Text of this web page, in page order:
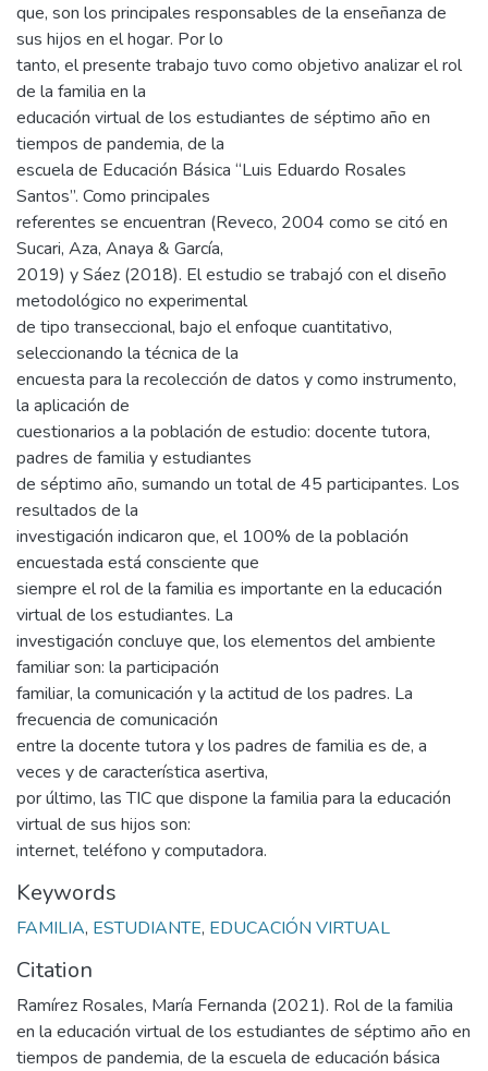
que, son los principales responsables de la enseñanza de
sus hijos en el hogar. Por lo
tanto, el presente trabajo tuvo como objetivo analizar el rol
de la familia en la
educación virtual de los estudiantes de séptimo año en
tiempos de pandemia, de la
escuela de Educación Básica “Luis Eduardo Rosales
Santos”. Como principales
referentes se encuentran (Reveco, 2004 como se citó en
Sucari, Aza, Anaya & García,
2019) y Sáez (2018). El estudio se trabajó con el diseño
metodológico no experimental
de tipo transeccional, bajo el enfoque cuantitativo,
seleccionando la técnica de la
encuesta para la recolección de datos y como instrumento,
la aplicación de
cuestionarios a la población de estudio: docente tutora,
padres de familia y estudiantes
de séptimo año, sumando un total de 45 participantes. Los
resultados de la
investigación indicaron que, el 100% de la población
encuestada está consciente que
siempre el rol de la familia es importante en la educación
virtual de los estudiantes. La
investigación concluye que, los elementos del ambiente
familiar son: la participación
familiar, la comunicación y la actitud de los padres. La
frecuencia de comunicación
entre la docente tutora y los padres de familia es de, a
veces y de característica asertiva,
por último, las TIC que dispone la familia para la educación
virtual de sus hijos son:
internet, teléfono y computadora.
Keywords
FAMILIA, ESTUDIANTE, EDUCACIÓN VIRTUAL
Citation
Ramírez Rosales, María Fernanda (2021). Rol de la familia
en la educación virtual de los estudiantes de séptimo año en
tiempos de pandemia, de la escuela de educación básica